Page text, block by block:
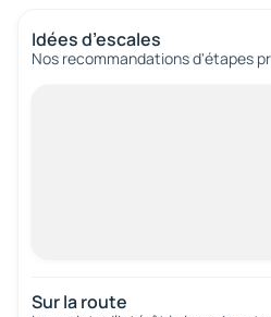
Idées d’escales
Nos recommandations d'étapes
Sur la route